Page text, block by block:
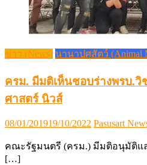
ข่าว (News) นานาปศุสัตว์ (Animal
ครม. มีมติเห็นชอบร่างพรบ.
ศาสตร์ นิวส์
Posted
08/01/201919/10/2022 Author
Pasusart
คณะรัฐมนตรี (ครม.) มีมติอนุมัติแ
[…]